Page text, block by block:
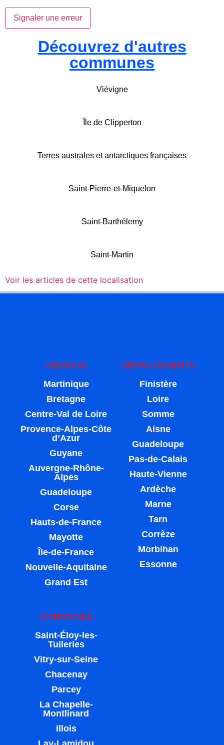
Signaler une erreur
Découvrez d'autres
communes
Viévigne
Île de Clipperton
Terres australes et antarctiques françaises
Saint-Pierre-et-Miquelon
Saint-Barthélemy
Saint-Martin
Voir les articles de cette localisation
REGIONS
Martinique
Bretagne
Centre-Val de Loire
Provence-Alpes-Côte
d’Azur
Guyane
Auvergne-Rhône-
Alpes
Guadeloupe
Corse
Hauts-de-France
Mayotte
Île-de-France
Nouvelle-Aquitaine
Grand Est
DÉPARTEMENTS
Finistère
Loire
Somme
Aisne
Guadeloupe
Pas-de-Calais
Haute-Vienne
Ardèche
Marne
Tarn
Corrèze
Morbihan
Essonne
COMMUNES
Saint-Éloy-les-
Tuileries
Vitry-sur-Seine
Chacenay
Parcey
La Chapelle-
Montlinard
Illois